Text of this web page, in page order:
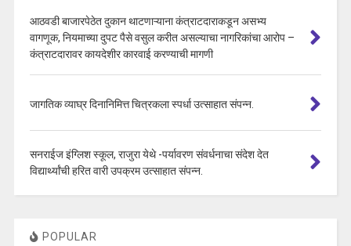
आठवडी बाजारपेठेत दुकान थाटणाऱ्याना कंत्राटदाराकडून असभ्य
वागणूक, नियमाच्या दुपट पैसे वसुल करीत असल्याचा नागरिकांचा आरोप –
कंत्राटदारावर कायदेशीर कारवाई करण्याची मागणी
जागतिक व्याघ्र दिनानिमित्त चित्रकला स्पर्धा उत्साहात संपन्न.
सनराईज इंग्लिश स्कूल, राजुरा येथे -पर्यावरण संवर्धनाचा संदेश देत
विद्यार्थ्यांची हरित वारी उपक्रम उत्साहात संपन्न.
POPULAR